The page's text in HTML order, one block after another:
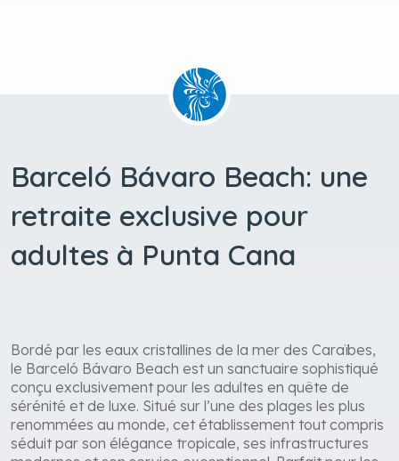
Barceló Bávaro Beach: une
retraite exclusive pour
adultes à Punta Cana
Bordé par les eaux cristallines de la mer des Caraïbes,
le Barceló Bávaro Beach est un sanctuaire sophistiqué
conçu exclusivement pour les adultes en quête de
sérénité et de luxe. Situé sur l’une des plages les plus
renommées au monde, cet établissement tout compris
séduit par son élégance tropicale, ses infrastructures